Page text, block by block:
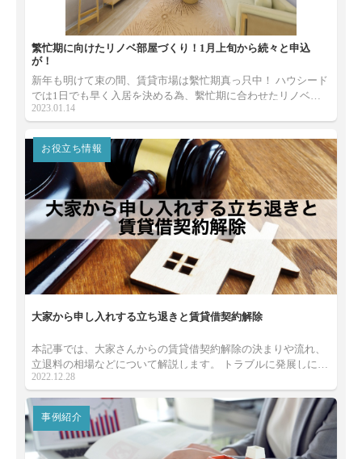
繁忙期に向けたリノベ部屋づくり！1月上旬から続々と申込
が！
新年も明けて束の間、賃貸市場は繫忙期真っ只中！ ハウシード
では1日でも早く入居を決める為、繫忙期に合わせたリノベー
ション物件の お部屋づくりに取り組んできました。 早速、続々
と反響や申し込みをいただいております！ 今回は施工事例とと
もに、繫忙期にリノベーション物件でスタートダッシュを決め
るポイントを ご紹介＆徹底解説いたします！
2023.01.14
お役立ち情報
大家から申し入れする立ち退きと賃貸借契約解除
本記事では、大家さんからの賃貸借契約解除の決まりや流れ、
立退料の相場などについて解説します。 トラブルに発展しにく
い立ち退き交渉方法についても紹介しますので、アパート経営
2022.12.28
事例紹介